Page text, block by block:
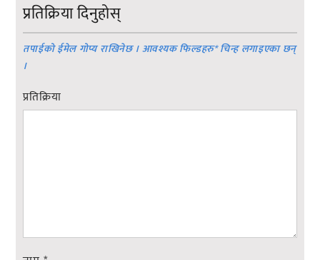
प्रतिक्रिया दिनुहोस्
तपाईको ईमेल गोप्य राखिनेछ । आवश्यक फिल्डहरु*चिन्ह लगाइएका छन्
।
प्रतिक्रिया